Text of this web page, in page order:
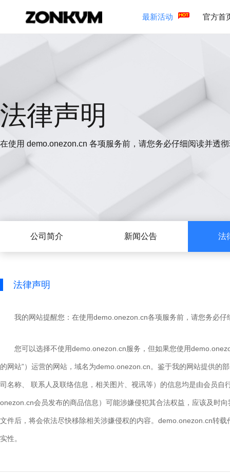
最新活动 官方首
法律声明
在使用 demo.onezon.cn 各项服务前，请您务必仔细阅读并透
公司简介 新闻公告 法
法律声明
我的网站提醒您：在使用demo.onezon.cn各项服务前，请您务必仔
您可以选择不使用demo.onezon.cn服务，但如果您使用
的网站”）运营的网站，域名为demo.onezon.cn。鉴于我的网站提供
司名称、 联系人及联络信息，相关图片、视讯等）的信息均是由会员
onezon.cn会员发布的商品信息）可能涉嫌侵犯其合法权益，应该及时
文件后，将会依法尽快移除相关涉嫌侵权的内容。demo.onezon.cn转
实性。